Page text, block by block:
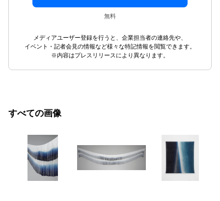
無料
メディアユーザー登録を行うと、企業担当者の連絡先や、
イベント・記者会見の情報など様々な特記情報を閲覧できます。
※内容はプレスリリースにより異なります。
すべての画像